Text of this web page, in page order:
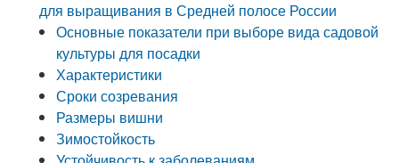
для выращивания в Средней полосе России
Основные показатели при выборе вида садовой
культуры для посадки
Характеристики
Сроки созревания
Размеры вишни
Зимостойкость